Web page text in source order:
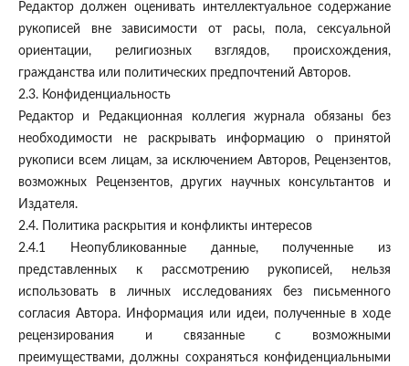
Редактор должен оценивать интеллектуальное содержание
рукописей вне зависимости от расы, пола, сексуальной
ориентации, религиозных взглядов, происхождения,
гражданства или политических предпочтений Авторов.
2.3. Конфиденциальность
Редактор и Редакционная коллегия журнала обязаны без
необходимости не раскрывать информацию о принятой
рукописи всем лицам, за исключением Авторов, Рецензентов,
возможных Рецензентов, других научных консультантов и
Издателя.
2.4. Политика раскрытия и конфликты интересов
2.4.1 Неопубликованные данные, полученные из
представленных к рассмотрению рукописей, нельзя
использовать в личных исследованиях без письменного
согласия Автора. Информация или идеи, полученные в ходе
рецензирования и связанные с возможными
преимуществами, должны сохраняться конфиденциальными